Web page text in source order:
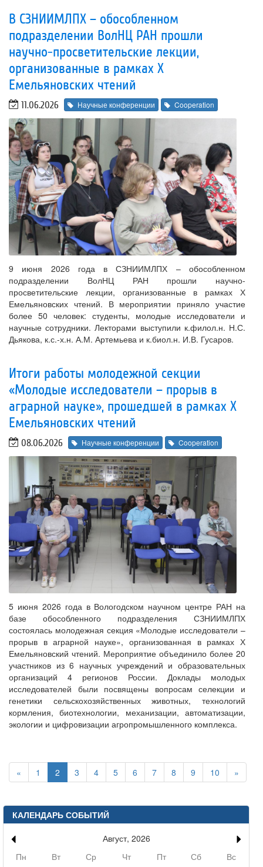
В СЗНИИМЛПХ – обособленном
подразделении ВолНЦ РАН прошли
научно-просветительские лекции,
организованные в рамках Х
Емельяновских чтений
11.06.2026 Научные конференции Cooperation
9 июня 2026 года в СЗНИИМЛПХ – обособленном
подразделении ВолНЦ РАН прошли научно-
просветительские лекции, организованные в рамках Х
Емельяновских чтений. В мероприятии приняло участие
более 50 человек: студенты, молодые исследователи и
научные сотрудники. Лекторами выступили к.филол.н. Н.С.
Дьякова, к.с.-х.н. А.М. Артемьева и к.биол.н. И.В. Гусаров.
Итоги работы молодежной секции
«Молодые исследователи – прорыв в
аграрной науке», прошедшей в рамках Х
Емельяновских чтений
08.06.2026 Научные конференции Cooperation
5 июня 2026 года в Вологодском научном центре РАН на
базе обособленного подразделения СЗНИИМЛПХ
состоялась молодежная секция «Молодые исследователи –
прорыв в аграрной науке», организованная в рамках Х
Емельяновский чтений. Мероприятие объединило более 20
участников из 6 научных учреждений и образовательных
организаций 4 регионов России. Доклады молодых
исследователей были посвящены вопросам селекции и
генетики сельскохозяйственных животных, технологий
кормления, биотехнологии, механизации, автоматизации,
экологии и цифровизации агропромышленного комплекса.
« 1 2 3 4 5 6 7 8 9 10 »
КАЛЕНДАРЬ СОБЫТИЙ
Август, 2026
Пн
Вт Ср Чт Пт Сб
Вс